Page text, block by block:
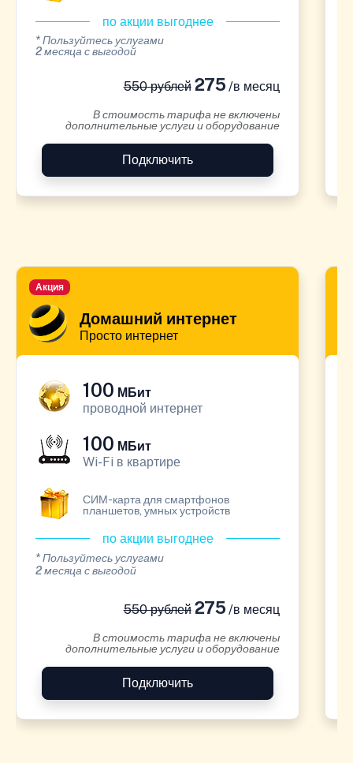
по акции выгоднее
* Пользуйтесь услугами
2 месяца с выгодой
550 рублей275 /в месяц
В стоимость тарифа не включены
дополнительные услуги и оборудование
Подключить
Домашний интернет
Просто интернет
Акция
100 МБит
проводной интернет
100 МБит
Wi-Fi в квартире
СИМ-карта для смартфонов
планшетов, умных устройств
по акции выгоднее
* Пользуйтесь услугами
2 месяца с выгодой
550 рублей275 /в месяц
В стоимость тарифа не включены
дополнительные услуги и оборудование
Подключить